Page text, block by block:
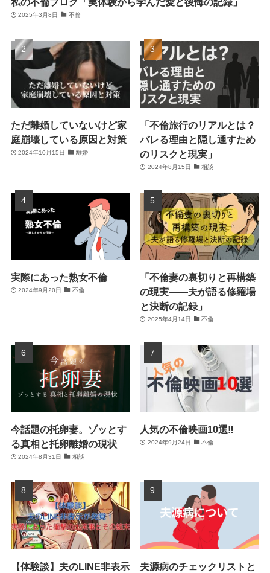
2025年3月8日 不倫
ただ離婚していないけど家
庭崩壊している原因と対策
2024年10月15日 離婚
「不倫旅行のリアルとは？
バレる理由と隠し通すため
のリスクと現実」
2024年8月15日 相談
実際にあった熟女不倫
2024年9月20日 不倫
「不倫妻の裏切りと再構築
の現実――夫が語る修羅場
と決断の記録」
2025年4月14日 不倫
今話題の托卵妻。ゾッとす
る真相と托卵離婚の現状
2024年8月31日 相談
人気の不倫映画10選‼
2024年9月24日 不倫
【体験談】夫のLINE非表示
夫源病のチェックリストと